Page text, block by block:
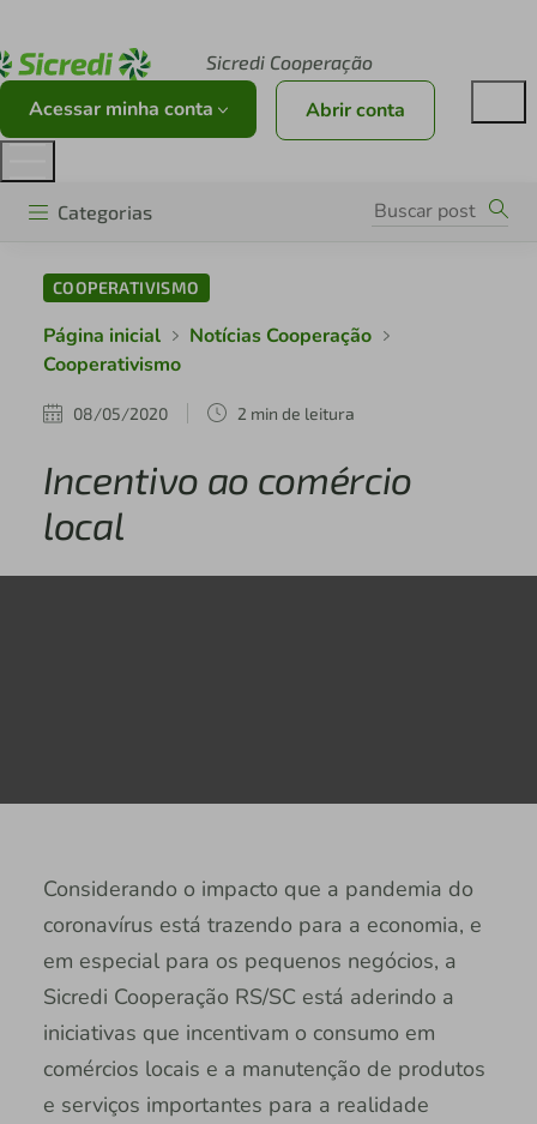
Sicredi Cooperação
Acessar minha conta Abrir conta
Categorias
COOPERATIVISMO
Página inicial
Notícias Cooperação
Cooperativismo
08/05/2020 2 min de leitura
Incentivo ao comércio
local
Considerando o impacto que a pandemia do
coronavírus está trazendo para a economia, e
em especial para os pequenos negócios, a
Sicredi Cooperação RS/SC está aderindo a
iniciativas que incentivam o consumo em
comércios locais e a manutenção de produtos
e serviços importantes para a realidade